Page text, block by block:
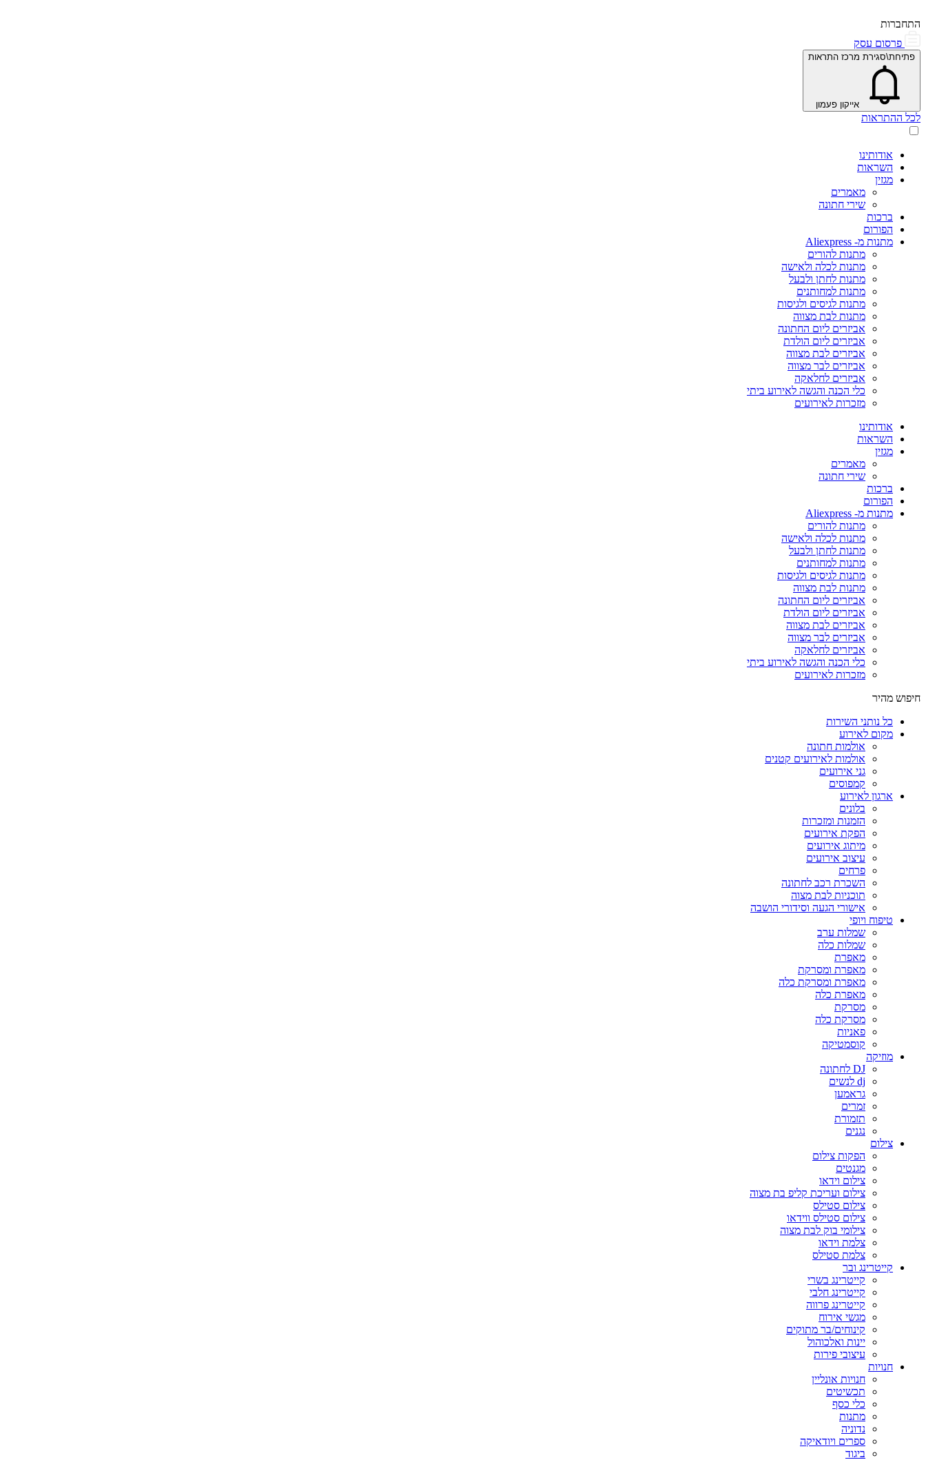
התחברות
פרסום עסק
פתיחת\סגירת מרכז התראות
אייקון פעמון
לכל ההתראות
אודותינו
השראות
מגזין
מאמרים
שירי חתונה
ברכות
הפורום
מתנות מ- Aliexpress
מתנות להורים
מתנות לכלה ולאישה
מתנות לחתן ולבעל
מתנות למחותנים
מתנות לגיסים ולגיסות
מתנות לבת מצווה
אביזרים ליום החתונה
אביזרים ליום הולדת
אביזרים לבת מצווה
אביזרים לבר מצווה
אביזרים לחלאקה
כלי הכנה והגשה לאירוע ביתי
מזכרות לאירועים
אודותינו
השראות
מגזין
מאמרים
שירי חתונה
ברכות
הפורום
מתנות מ- Aliexpress
מתנות להורים
מתנות לכלה ולאישה
מתנות לחתן ולבעל
מתנות למחותנים
מתנות לגיסים ולגיסות
מתנות לבת מצווה
אביזרים ליום החתונה
אביזרים ליום הולדת
אביזרים לבת מצווה
אביזרים לבר מצווה
אביזרים לחלאקה
כלי הכנה והגשה לאירוע ביתי
מזכרות לאירועים
חיפוש מהיר
כל נותני השירות
מקום לאירוע
אולמות חתונה
אולמות לאירועים קטנים
גני אירועים
קמפוסים
ארגון לאירוע
בלונים
הזמנות ומזכרות
הפקת אירועים
מיתוג אירועים
עיצוב אירועים
פרחים
השכרת רכב לחתונה
תוכניות לבת מצוה
אישורי הגעה וסידורי הושבה
טיפוח ויופי
שמלות ערב
שמלות כלה
מאפרת
מאפרת ומסרקת
מאפרת ומסרקת כלה
מאפרת כלה
מסרקת
מסרקת כלה
פאניות
קוסמטיקה
מוזיקה
DJ לחתונה
dj לנשים
גראמען
זמרים
תזמורת
נגנים
צילום
הפקות צילום
מגנטים
צילום וידאו
צילום ועריכת קליפ בת מצוה
צילום סטילס
צילום סטילס ווידאו
צילומי בוק לבת מצוה
צלמת וידאו
צלמת סטילס
קייטרינג ובר
קייטרינג בשרי
קייטרינג חלבי
קייטרינג פרווה
מגשי אירוח
קינוחים/בר מתוקים
יינות ואלכוהול
עיצובי פירות
חנויות
חנויות אונליין
תכשיטים
כלי כסף
מתנות
נדוניה
ספרים ויודאיקה
ביגוד